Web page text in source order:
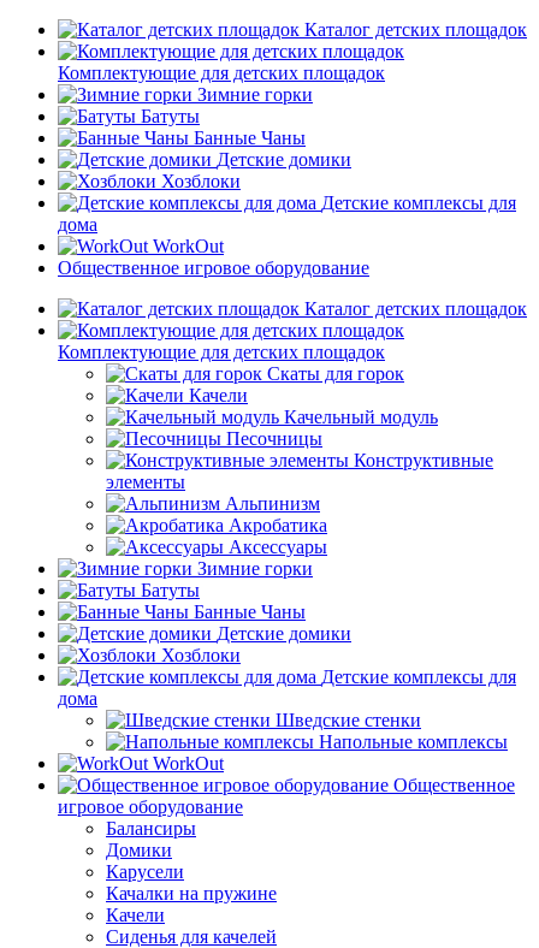
Каталог детских площадок
Комплектующие для детских площадок
Зимние горки
Батуты
Банные Чаны
Детские домики
Хозблоки
Детские комплексы для
дома
WorkOut
Общественное игровое оборудование
Каталог детских площадок
Комплектующие для детских площадок
Скаты для горок
Качели
Качельный модуль
Песочницы
Конструктивные
элементы
Альпинизм
Акробатика
Аксессуары
Зимние горки
Батуты
Банные Чаны
Детские домики
Хозблоки
Детские комплексы для
дома
Шведские стенки
Напольные комплексы
WorkOut
Общественное
игровое оборудование
Балансиры
Домики
Карусели
Качалки на пружине
Качели
Сиденья для качелей